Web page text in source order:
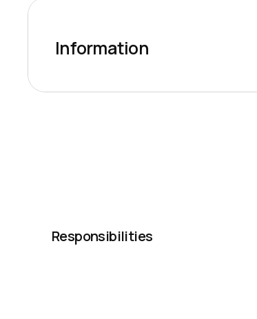
Information
Responsibilities